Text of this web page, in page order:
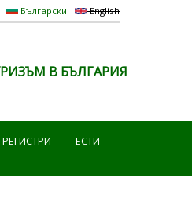
Български English
В БЪЛГАРИЯ
РЕГИСТРИ ЕСТИ